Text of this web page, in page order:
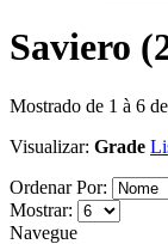
Saviero
Mostrado de 1 à 6 de
Visualizar: Grade
Ordenar Por:
Mostrar:
Navegue